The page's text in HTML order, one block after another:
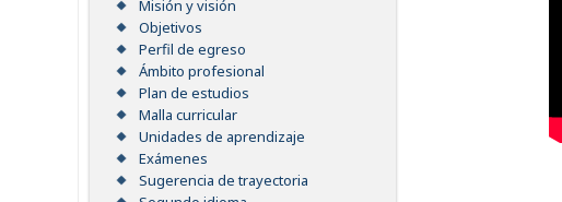
Misión y visión
Objetivos
Perfil de egreso
Ámbito profesional
Plan de estudios
Malla curricular
Unidades de aprendizaje
Exámenes
Sugerencia de trayectoria